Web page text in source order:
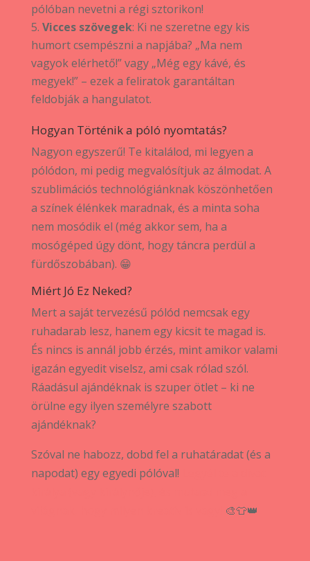
pólóban nevetni a régi sztorikon!
Vicces szövegek: Ki ne szeretne egy kis
humort csempészni a napjába? „Ma nem
vagyok elérhető!” vagy „Még egy kávé, és
megyek!” – ezek a feliratok garantáltan
feldobják a hangulatot.
Hogyan Történik a póló nyomtatás?
Nagyon egyszerű! Te kitalálod, mi legyen a
pólódon, mi pedig megvalósítjuk az álmodat. A
szublimációs technológiánknak köszönhetően
a színek élénkek maradnak, és a minta soha
nem mosódik el (még akkor sem, ha a
mosógéped úgy dönt, hogy táncra perdül a
fürdőszobában). 😁
Miért Jó Ez Neked?
Mert a saját tervezésű pólód nemcsak egy
ruhadarab lesz, hanem egy kicsit te magad is.
És nincs is annál jobb érzés, mint amikor valami
igazán egyedit viselsz, ami csak rólad szól.
Ráadásul ajándéknak is szuper ötlet – ki ne
örülne egy ilyen személyre szabott
ajándéknak?
Szóval ne habozz, dobd fel a ruhatáradat (és a
napodat) egy egyedi pólóval!
🎨👕👑